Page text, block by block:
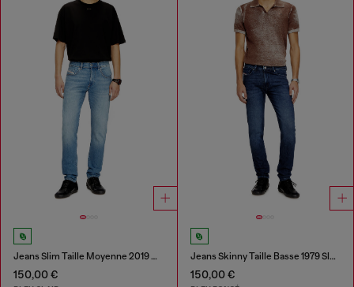
Jeans Slim Taille Moyenne 2019 D-Strukt
150,00 €
Jeans Skinny Taille Basse 1979 Sleenker
150,00 €